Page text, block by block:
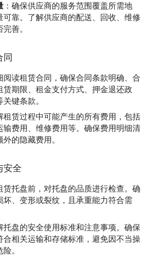
：确保供应商的服务范围覆盖所需地
可靠。了解供应商的配送、回收、维修
善。
同
阅读租赁合同，确保合同条款明确、合
赁期限、租金支付方式、押金退还政
键条款。
租赁过程中可能产生的所有费用，包括
输费用、维修费用等。确保费用明细清
的隐藏费用。
安全
赁托盘前，对托盘的品质进行检查。确
坏、变形或裂纹，且承重能力符合需
托盘的安全使用标准和注意事项。确保
合相关运输和存储标准，避免因不当操
。